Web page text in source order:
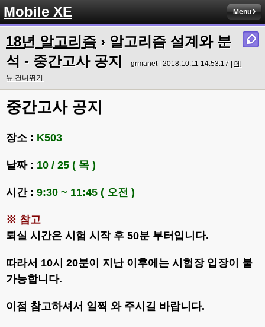
Mobile XE Menu
18년 알고리즘 › 알고리즘 설계와 분
석 - 중간고사 공지
grmanet | 2018.10.11 14:53:17 | 메
뉴 건너뛰기
중간고사 공지
장소 : K503
날짜 : 10 / 25 ( 목 )
시간 : 9:30 ~ 11:45 ( 오전 )
※ 참고
퇴실 시간은 시험 시작 후 50분 부터입니다.
따라서 10시 20분이 지난 이후에는 시험장 입장이 불
가능합니다.
이점 참고하셔서 일찍 와 주시길 바랍니다.